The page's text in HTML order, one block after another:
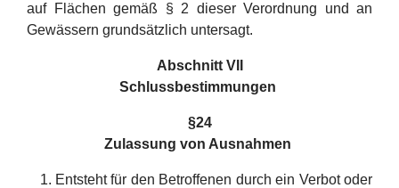
auf Flächen gemäß § 2 dieser Verordnung und an
Gewässern grundsätzlich untersagt.
Abschnitt VII
Schlussbestimmungen
§24
Zulassung von Ausnahmen
Entsteht für den Betroffenen durch ein Verbot oder